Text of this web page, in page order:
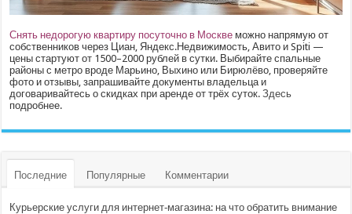
Снять недорогую квартиру посуточно в Москве можно напрямую от
собственников через Циан, Яндекс.Недвижимость, Авито и Spiti —
цены стартуют от 1500–2000 рублей в сутки. Выбирайте спальные
районы с метро вроде Марьино, Выхино или Бирюлёво, проверяйте
фото и отзывы, запрашивайте документы владельца и
договаривайтесь о скидках при аренде от трёх суток.Здесь
подробнее.
Последние Популярные Комментарии
Курьерские услуги для интернет‑магазина: на что обратить внимание